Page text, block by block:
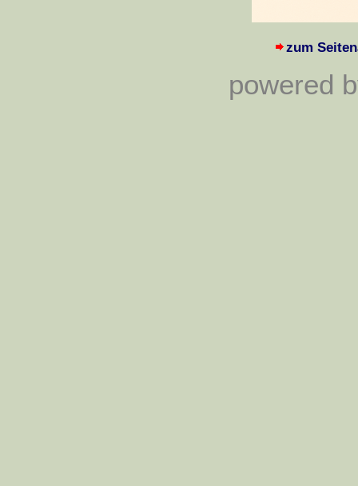
zum
powered